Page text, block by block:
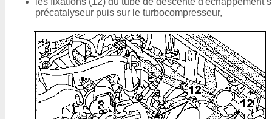
précatalyseur puis sur le turbocompresseur,